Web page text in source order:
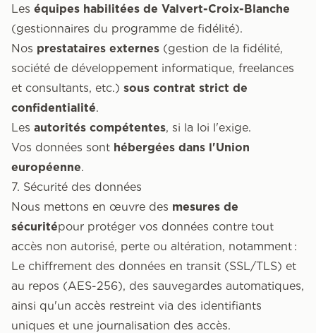
Les équipes habilitées de Valvert-Croix-Blanche
(gestionnaires du programme de fidélité).
Nos prestataires externes (gestion de la fidélité,
société de développement informatique, freelances
et consultants, etc.) sous contrat strict de
confidentialité.
Les autorités compétentes, si la loi l'exige.
Vos données sont hébergées dans l'Union
européenne.
7. Sécurité des données
Nous mettons en œuvre des mesures de
sécuritépour protéger vos données contre tout
accès non autorisé, perte ou altération, notamment :
Le chiffrement des données en transit (SSL/TLS) et
au repos (AES-256), des sauvegardes automatiques,
ainsi qu'un accès restreint via des identifiants
uniques et une journalisation des accès.